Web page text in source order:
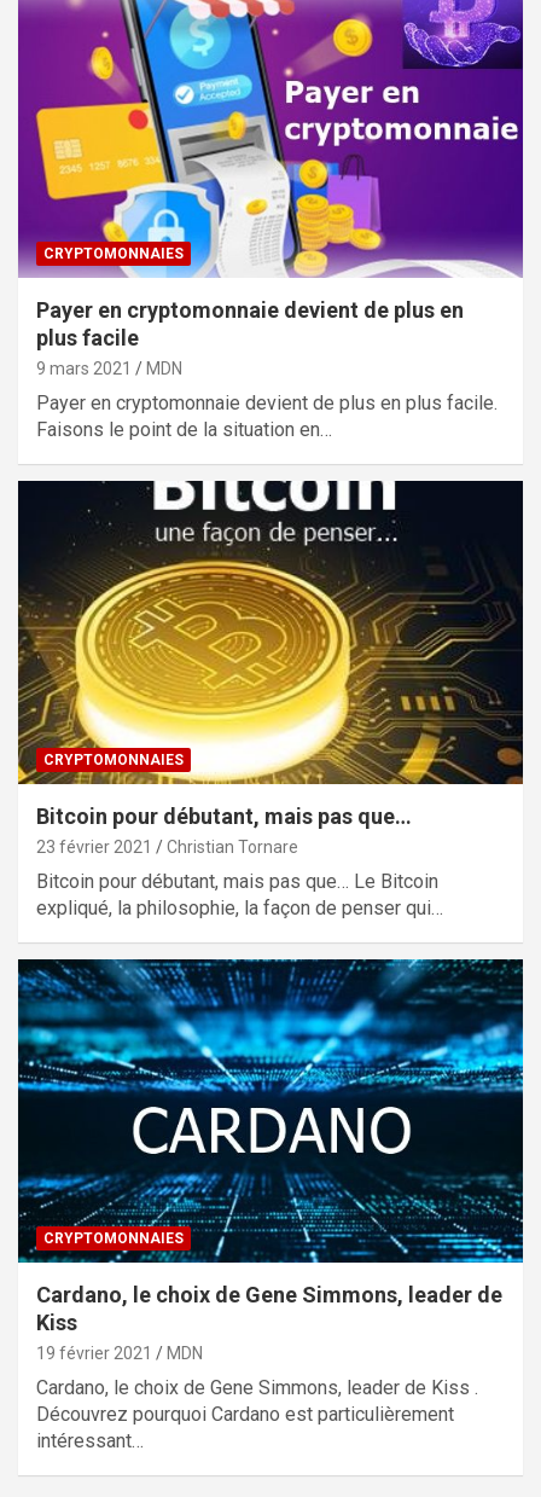
CRYPTOMONNAIES
Payer en cryptomonnaie devient de plus en
plus facile
9 mars 2021 MDN
Payer en cryptomonnaie devient de plus en plus facile.
Faisons le point de la situation en…
CRYPTOMONNAIES
Bitcoin pour débutant, mais pas que…
23 février 2021 Christian Tornare
Bitcoin pour débutant, mais pas que… Le Bitcoin
expliqué, la philosophie, la façon de penser qui…
CRYPTOMONNAIES
Cardano, le choix de Gene Simmons, leader de
Kiss
19 février 2021 MDN
Cardano, le choix de Gene Simmons, leader de Kiss .
Découvrez pourquoi Cardano est particulièrement
intéressant…